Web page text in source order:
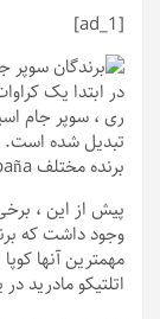
[ad_1]
در ابتدا یک
ری ، سوپر جام
برنده مختلف Supercopa de España وجود داشته است.
وجود داشت که
اتلتیکو